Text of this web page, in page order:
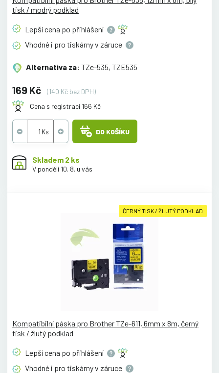
tisk / modrý podklad
Lepší cena po přihlášení
Vhodné i pro tiskárny v záruce
Alternativa za: TZe-535, TZE535
169 Kč
(140 Kč bez DPH)
Cena s registrací 166 Kč
DO KOŠÍKU
Skladem 2 ks
V pondělí 10. 8. u vás
ČERNÝ TISK / ŽLUTÝ PODKLAD
Kompatibilní páska pro Brother TZe-611, 6mm x 8m, černý
tisk / žlutý podklad
Lepší cena po přihlášení
Vhodné i pro tiskárny v záruce